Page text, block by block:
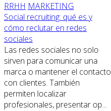
RRHH MARKETING
Social recruiting: qué es y
cómo reclutar en redes
sociales
Las redes sociales no solo
sirven para comunicar una
marca o mantener el contacto
con clientes. También
permiten localizar
profesionales, presentar op...